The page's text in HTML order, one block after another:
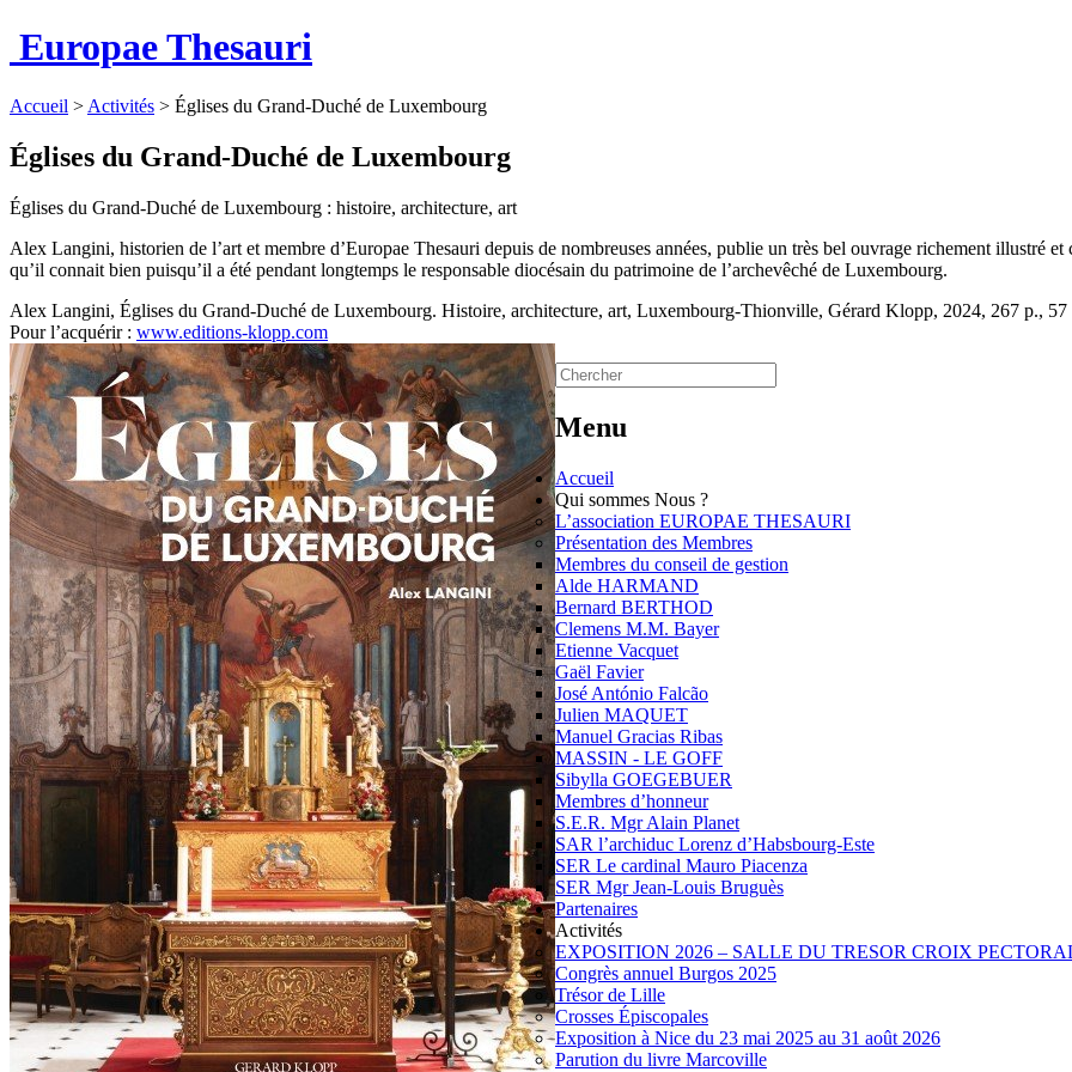
Europae Thesauri
Accueil > Activités > Églises du Grand-Duché de Luxembourg
Églises du Grand-Duché de Luxembourg
Églises du Grand-Duché de Luxembourg : histoire, architecture, art
Alex Langini, historien de l’art et membre d’Europae Thesauri depuis de nombreuses années, publie un très bel ouvrage richement illustré
qu’il connait bien puisqu’il a été pendant longtemps le responsable diocésain du patrimoine de l’archevêché de Luxembourg.
Alex Langini, Églises du Grand-Duché de Luxembourg. Histoire, architecture, art, Luxembourg-Thionville, Gérard Klopp, 2024, 267 p.,
Pour l’acquérir : www.editions-klopp.com
Menu
Accueil
Qui sommes Nous ?
L’association EUROPAE THESAURI
Présentation des Membres
Membres du conseil de gestion
Alde HARMAND
Bernard BERTHOD
Clemens M.M. Bayer
Etienne Vacquet
Gaël Favier
José António Falcão
Julien MAQUET
Manuel Gracias Ribas
MASSIN - LE GOFF
Sibylla GOEGEBUER
Membres d’honneur
S.E.R. Mgr Alain Planet
SAR l’archiduc Lorenz d’Habsbourg-Este
SER Le cardinal Mauro Piacenza
SER Mgr Jean-Louis Bruguès
Partenaires
Activités
EXPOSITION 2026 – SALLE DU TRESOR CROIX
Congrès annuel Burgos 2025
Trésor de Lille
Crosses Épiscopales
Exposition à Nice du 23 mai 2025 au 31 août 2026
Parution du livre Marcoville